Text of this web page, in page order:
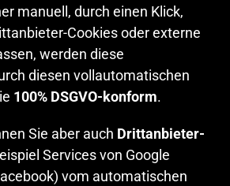
manuell, durch einen Klick,
Cookies oder externe
werden diese
diesen vollautomatischen
100% DSGVO-konform.
Sie aber auch Drittanbieter-
Services von Google
vom automatischen